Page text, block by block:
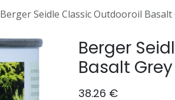
Berger Seidle Classic Outdooroil Basalt
Berger
Basalt Grey
38.26 €